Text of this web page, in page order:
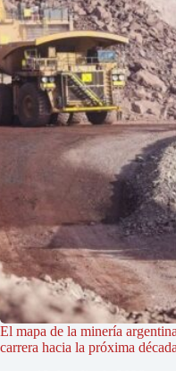
El mapa de la minería
carrera hacia la próxima década